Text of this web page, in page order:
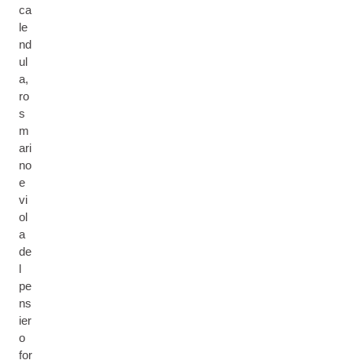
ca
le
nd
ul
a,
ro
s
m
ari
no
e
vi
ol
a
de
l
pe
ns
ier
o
for